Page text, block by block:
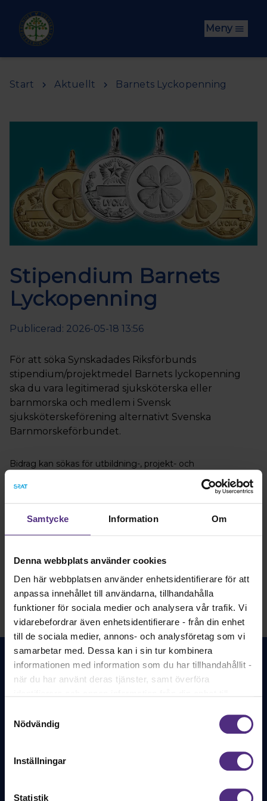
Samtycke Information Om
Denna webbplats använder cookies
Den här webbplatsen använder enhetsidentifierare för att
anpassa innehållet till användarna, tillhandahålla
funktioner för sociala medier och analysera vår trafik. Vi
vidarebefordrar även enhetsidentifierare - från din enhet
till de sociala medier, annons- och analysföretag som vi
samarbetar med. Dessa kan i sin tur kombinera
informationen med information som du har tillhandahållit -
när du har använt deras tjänster, samt överföra
Dock har vi lagt in anonymisering av IP-adress i
förhållande till Google Analytics. Du godkänner våra
cookies vid fortsatt användande av vår webbplats.
Nödvändig
Inställningar
Statistik
Meny
Start Aktuellt Barnets Lyckopenning
Stipendium Barnets
Lyckopenning
Publicerad: 2026-05-18 13:56
För att söka Synskadades Riksförbunds
stipendium/projektmedel Barnets lyckopenning
ska du vara legitimerad sjuksköterska eller
barnmorska och medlem i Svensk
sjuksköterskeförening alternativt Svenska
Barnmorskeförbundet.
Bidrag kan sökas för utbildning-, projekt- och
utvecklingsarbeten som rör vårdkedjan mödravård-
förlossning-eftervård-neonatalavdelning-barnavårdscentral
eller som syftar till att utveckla relationerna mellan mor,
barn och övrig familj.
Svenska Barnmorskeförbundet - för alla